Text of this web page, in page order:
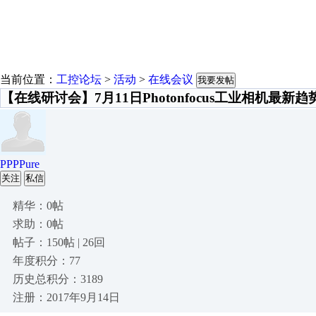
当前位置： 工控论坛 > 活动 > 在线会议 我要发帖
【在线研讨会】7月11日Photonfocus工业相机最新趋
PPPPure
关注 私信
精华：0帖
求助：0帖
帖子：150帖 | 26回
年度积分：77
历史总积分：3189
注册：2017年9月14日